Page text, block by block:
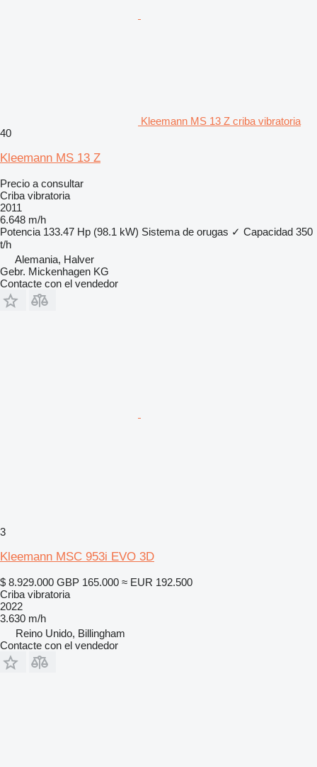
Kleemann MS 13 Z criba vibratoria
40
Kleemann MS 13 Z
Precio a consultar
Criba vibratoria
2011
6.648 m/h
Potencia 133.47 Hp (98.1 kW) Sistema de orugas ✓ Capacidad 350
t/h
Alemania, Halver
Gebr. Mickenhagen KG
Contacte con el vendedor
3
Kleemann MSC 953i EVO 3D
$ 8.929.000 GBP 165.000 ≈ EUR 192.500
Criba vibratoria
2022
3.630 m/h
Reino Unido, Billingham
Contacte con el vendedor